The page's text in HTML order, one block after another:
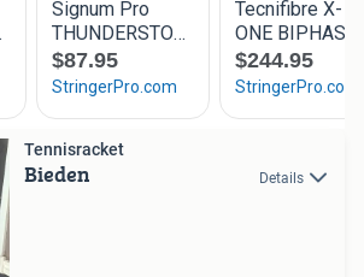
Tennisracket
Bieden Details